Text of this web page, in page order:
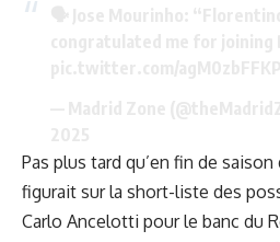
Pas plus tard qu’en fin de
figurait sur la short-liste des
Carlo Ancelotti pour le banc du